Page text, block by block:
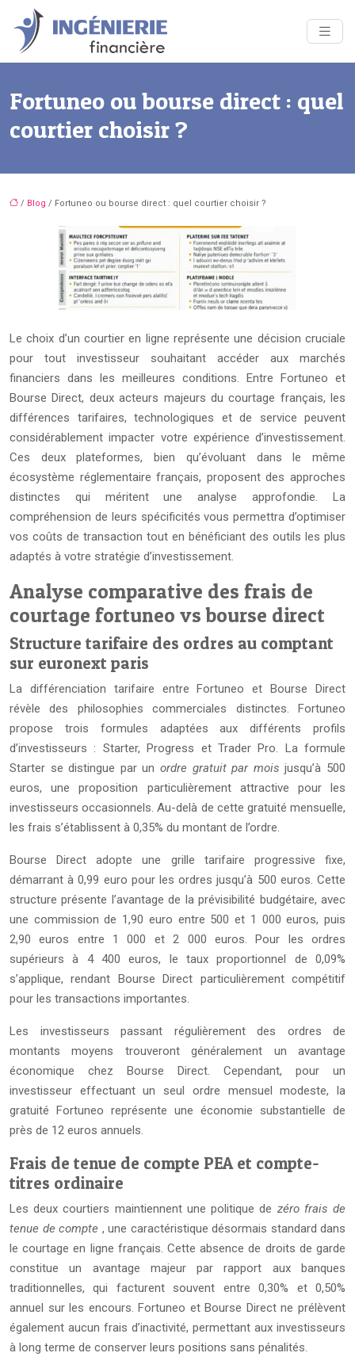
Fortuneo ou bourse direct : quel
courtier choisir ?
/ Blog / Fortuneo ou bourse direct : quel courtier choisir ?
Le choix d’un courtier en ligne représente une décision cruciale
pour tout investisseur souhaitant accéder aux marchés
financiers dans les meilleures conditions. Entre Fortuneo et
Bourse Direct, deux acteurs majeurs du courtage français, les
différences tarifaires, technologiques et de service peuvent
considérablement impacter votre expérience d’investissement.
Ces deux plateformes, bien qu’évoluant dans le même
écosystème réglementaire français, proposent des approches
distinctes qui méritent une analyse approfondie. La
compréhension de leurs spécificités vous permettra d’optimiser
vos coûts de transaction tout en bénéficiant des outils les plus
adaptés à votre stratégie d’investissement.
Analyse comparative des frais de
courtage fortuneo vs bourse direct
Structure tarifaire des ordres au comptant
sur euronext paris
La différenciation tarifaire entre Fortuneo et Bourse Direct
révèle des philosophies commerciales distinctes. Fortuneo
propose trois formules adaptées aux différents profils
d’investisseurs : Starter, Progress et Trader Pro. La formule
Starter se distingue par un ordre gratuit par moisjusqu’à 500
euros, une proposition particulièrement attractive pour les
investisseurs occasionnels. Au-delà de cette gratuité mensuelle,
les frais s’établissent à 0,35% du montant de l’ordre.
Bourse Direct adopte une grille tarifaire progressive fixe,
démarrant à 0,99 euro pour les ordres jusqu’à 500 euros. Cette
structure présente l’avantage de la prévisibilité budgétaire, avec
une commission de 1,90 euro entre 500 et 1 000 euros, puis
2,90 euros entre 1 000 et 2 000 euros. Pour les ordres
supérieurs à 4 400 euros, le taux proportionnel de 0,09%
s’applique, rendant Bourse Direct particulièrement compétitif
pour les transactions importantes.
Les investisseurs passant régulièrement des ordres de
montants moyens trouveront généralement un avantage
économique chez Bourse Direct. Cependant, pour un
investisseur effectuant un seul ordre mensuel modeste, la
gratuité Fortuneo représente une économie substantielle de
près de 12 euros annuels.
Frais de tenue de compte PEA et compte-
titres ordinaire
Les deux courtiers maintiennent une politique de zéro frais de
tenue de compte , une caractéristique désormais standard dans
le courtage en ligne français. Cette absence de droits de garde
constitue un avantage majeur par rapport aux banques
traditionnelles, qui facturent souvent entre 0,30% et 0,50%
annuel sur les encours. Fortuneo et Bourse Direct ne prélèvent
également aucun frais d’inactivité, permettant aux investisseurs
à long terme de conserver leurs positions sans pénalités.